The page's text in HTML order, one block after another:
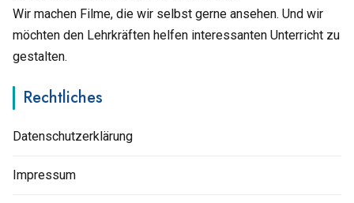
Wir machen Filme, die wir selbst gerne ansehen. Und wir
möchten den Lehrkräften helfen interessanten Unterricht zu
gestalten.
Rechtliches
Datenschutzerklärung
Impressum